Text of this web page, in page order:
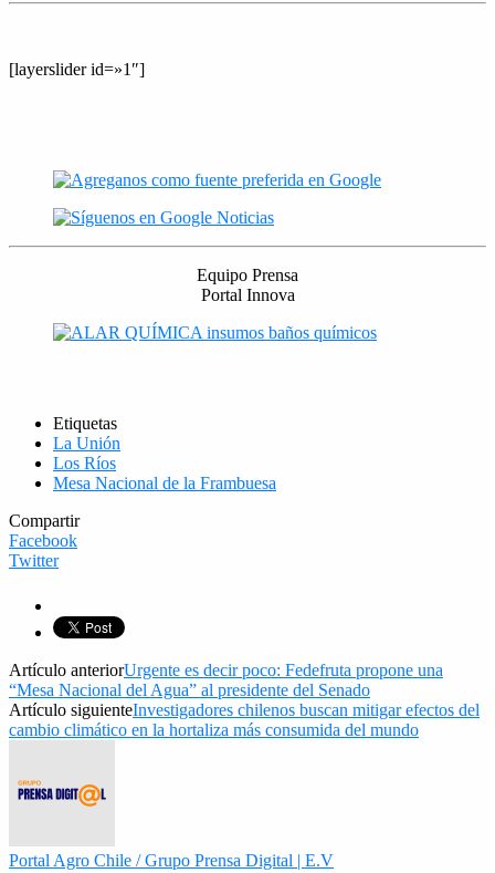
[layerslider id=»1″]
Equipo Prensa
Portal Innova
Etiquetas
La Unión
Los Ríos
Mesa Nacional de la Frambuesa
Compartir
Facebook
Twitter
Artículo anteriorUrgente es decir poco: Fedefruta propone una
“Mesa Nacional del Agua” al presidente del Senado
Artículo siguienteInvestigadores chilenos buscan mitigar efectos del
cambio climático en la hortaliza más consumida del mundo
Portal Agro Chile / Grupo Prensa Digital | E.V